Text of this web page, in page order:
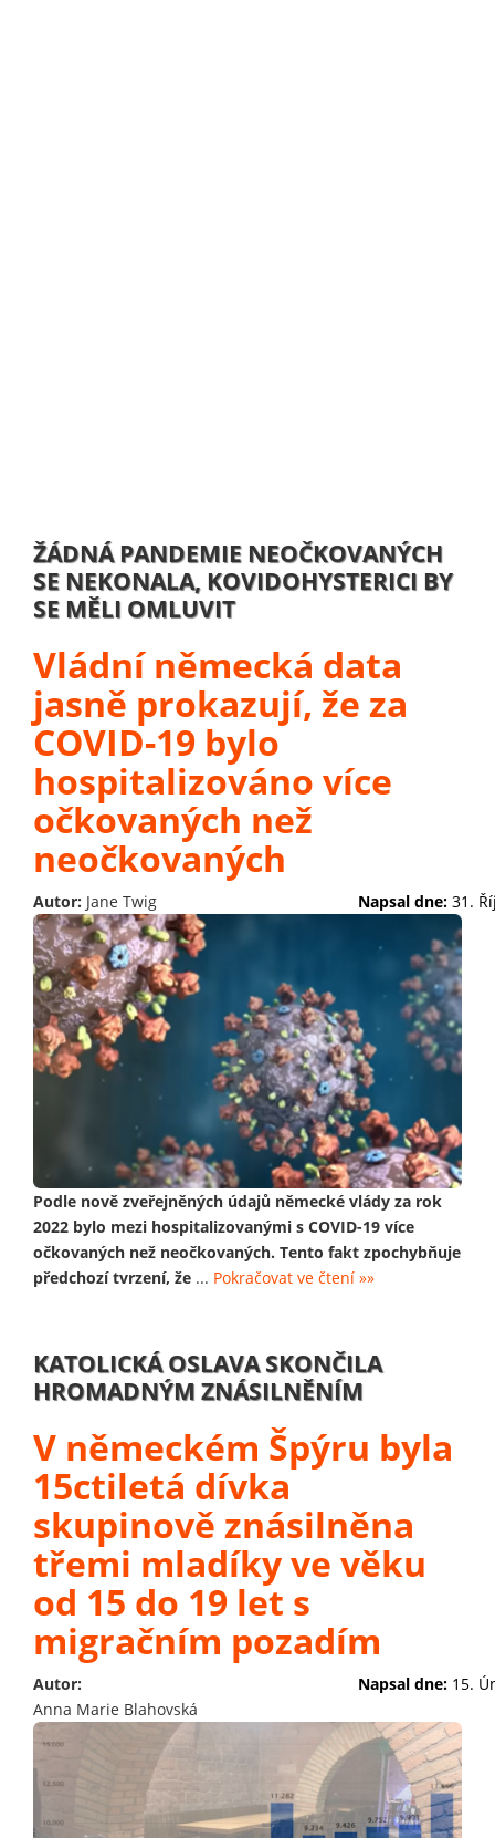
ŽÁDNÁ PANDEMIE NEOČKOVANÝCH
SE NEKONALA, KOVIDOHYSTERICI BY
SE MĚLI OMLUVIT
Vládní německá data
jasně prokazují, že za
COVID-19 bylo
hospitalizováno více
očkovaných než
neočkovaných
Autor: Jane Twig Napsal dne: 31.
Podle nově zveřejněných údajů německé vlády za rok
2022 bylo mezi hospitalizovanými s COVID-19 více
očkovaných než neočkovaných. Tento fakt zpochybňuje
předchozí tvrzení, že ... Pokračovat ve čtení »»
KATOLICKÁ OSLAVA SKONČILA
HROMADNÝM ZNÁSILNĚNÍM
V německém Špýru byla
15ctiletá dívka
skupinově znásilněna
třemi mladíky ve věku
od 15 do 19 let s
migračním pozadím
Autor:
Anna Marie Blahovská
Napsal dne: 15.